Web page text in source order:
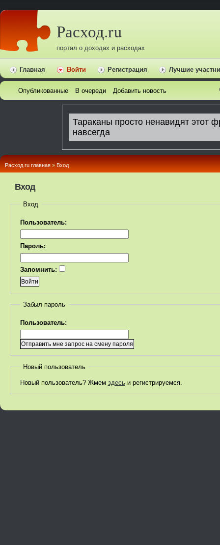
Расход.ru
портал о доходах и расходах
Главная Войти Регистрация Лучшие
Опубликованные В очереди Добавить новость
Расход.ru главная » Вход
Вход
Вход
Пользователь:
Пароль:
Запомнить:
Забыл пароль
Пользователь:
Новый пользователь
Новый пользователь? Жмем здесьи регистрируемся.